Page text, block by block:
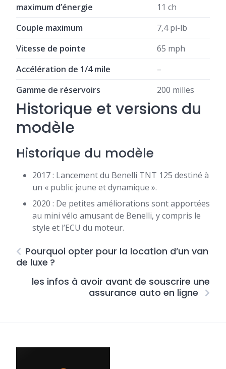
maximum d’énergie
11 ch
Couple maximum
7,4 pi-lb
Vitesse de pointe
65 mph
Accélération de 1/4 mile
–
Gamme de réservoirs
200 milles
Historique et versions du
modèle
Historique du modèle
2017 : Lancement du Benelli TNT 125 destiné à
un « public jeune et dynamique ».
2020 : De petites améliorations sont apportées
au mini vélo amusant de Benelli, y compris le
style et l’ECU du moteur.
Pourquoi opter pour la location d’un van
de luxe ?
les infos à avoir avant de souscrire une
assurance auto en ligne